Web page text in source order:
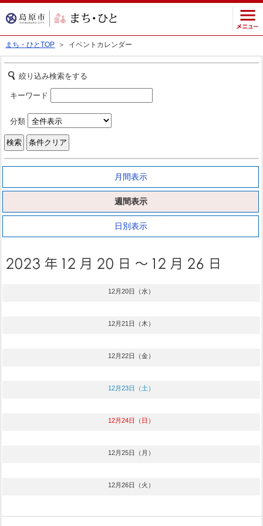
まち・ひとTOP ＞ イベントカレンダー
絞り込み検索をする
キーワード
分類
月間表示
週間表示
日別表示
12月20日（水）
12月21日（木）
12月22日（金）
12月23日（土）
12月24日（日）
12月25日（月）
12月26日（火）